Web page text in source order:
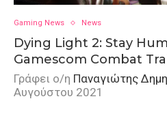
Gaming News News
Dying Light 2: Stay
Gamescom Combat
Γράφει ο/η Παναγιώτης
Αυγούστου 2021